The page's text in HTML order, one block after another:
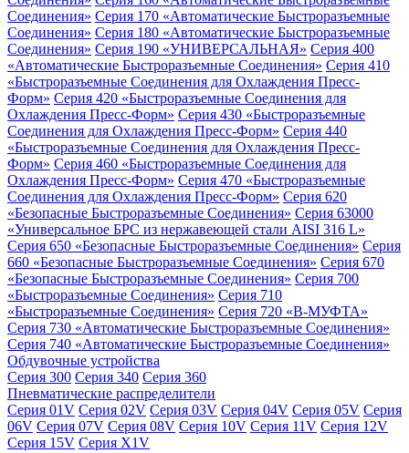
Соединения» Серия 170 «Автоматические Быстроразъемные
Соединения» Серия 180 «Автоматические Быстроразъемные
Соединения» Серия 190 «УНИВЕРСАЛЬНАЯ» Серия 400
«Автоматические Быстроразъемные Соединения» Серия 410
«Быстроразъемные Соединения для Охлаждения Пресс-
Форм» Серия 420 «Быстроразъемные Соединения для
Охлаждения Пресс-Форм» Серия 430 «Быстроразъемные
Соединения для Охлаждения Пресс-Форм» Серия 440
«Быстроразъемные Соединения для Охлаждения Пресс-
Форм» Серия 460 «Быстроразъемные Соединения для
Охлаждения Пресс-Форм» Серия 470 «Быстроразъемные
Соединения для Охлаждения Пресс-Форм» Серия 620
«Безопасные Быстроразъемные Соединения» Серия 63000
«Универсальное БРС из нержавеющей стали AISI 316 L»
Серия 650 «Безопасные Быстроразъемные Соединения» Серия
660 «Безопасные Быстроразъемные Соединения» Серия 670
«Безопасные Быстроразъемные Соединения» Серия 700
«Быстроразъемные Соединения» Серия 710
«Быстроразъемные Соединения» Серия 720 «B-МУФТА»
Серия 730 «Автоматические Быстроразъемные Соединения»
Серия 740 «Автоматические Быстроразъемные Соединения»
Обдувочные устройства
Серия 300 Серия 340 Серия 360
Пневматические распределители
Серия 01V Серия 02V Серия 03V Серия 04V Серия 05V Серия
06V Серия 07V Серия 08V Серия 10V Серия 11V Серия 12V
Серия 15V Серия X1V